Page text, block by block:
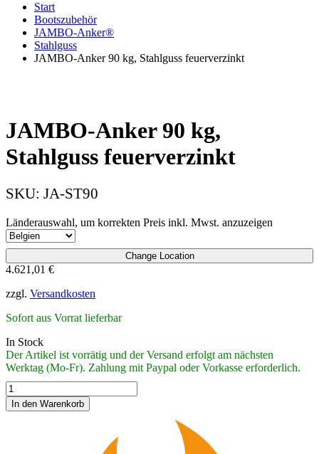
Start
Bootszubehör
JAMBO-Anker®
Stahlguss
JAMBO-Anker 90 kg, Stahlguss feuerverzinkt
JAMBO-Anker 90 kg,
Stahlguss feuerverzinkt
SKU: JA-ST90
Länderauswahl, um korrekten Preis inkl. Mwst. anzuzeigen
Change Location
4.621,01 €
zzgl. Versandkosten
Sofort aus Vorrat lieferbar
In Stock
Der Artikel ist vorrätig und der Versand erfolgt am nächsten
Werktag (Mo-Fr). Zahlung mit Paypal oder Vorkasse erforderlich.
JAMBO-
Anker
90
In den Warenkorb